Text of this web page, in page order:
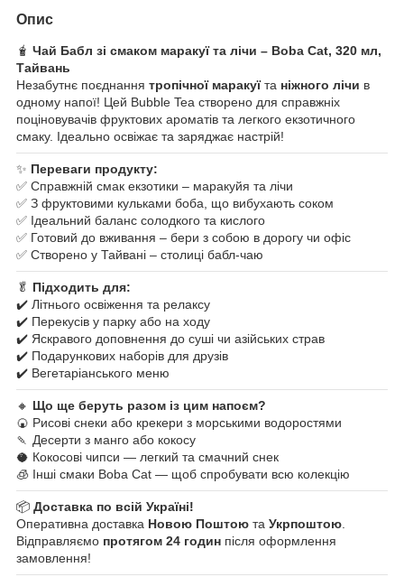
Опис
🧋 Чай Бабл зі смаком маракуї та лічи – Boba Cat, 320 мл,
Тайвань
Незабутнє поєднання тропічної маракуїта ніжного лічи в
одному напої! Цей Bubble Tea створено для справжніх
поціновувачів фруктових ароматів та легкого екзотичного
смаку. Ідеально освіжає та заряджає настрій!
✨ Переваги продукту:
✅ Справжній смак екзотики – маракуйя та лічи
✅ З фруктовими кульками боба, що вибухають соком
✅ Ідеальний баланс солодкого та кислого
✅ Готовий до вживання – бери з собою в дорогу чи офіс
✅ Створено у Тайвані – столиці бабл-чаю
🥬 Підходить для:
✔️ Літнього освіження та релаксу
✔️ Перекусів у парку або на ходу
✔️ Яскравого доповнення до суші чи азійських страв
✔️ Подарункових наборів для друзів
✔️ Вегетаріанського меню
🔸 Що ще беруть разом із цим напоєм?
🍘 Рисові снеки або крекери з морськими водоростями
🍡 Десерти з манго або кокосу
🥥 Кокосові чипси — легкий та смачний снек
🧊 Інші смаки Boba Cat — щоб спробувати всю колекцію
📦 Доставка по всій Україні!
Оперативна доставка Новою Поштою та Укрпоштою
Відправляємо протягом 24 годин після оформлення
замовлення!